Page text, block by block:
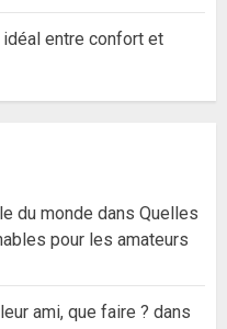
entre confort et
du monde dans Quelles
pour les amateurs
ami, que faire ? dans